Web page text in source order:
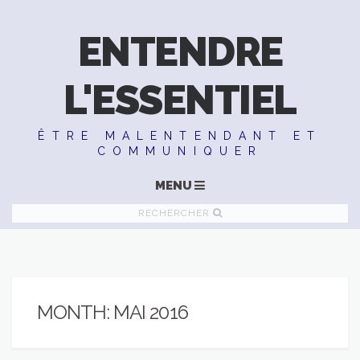
ENTENDRE
L'ESSENTIEL
ÊTRE MALENTENDANT ET
COMMUNIQUER
MENU
RECHERCHER
MONTH: MAI 2016